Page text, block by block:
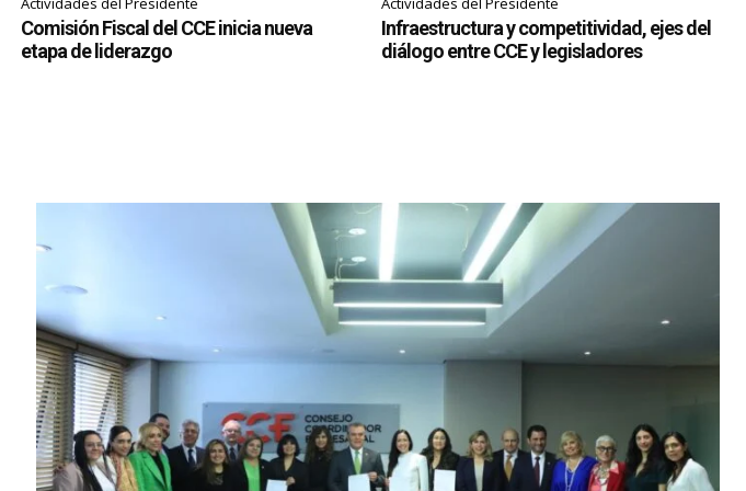
Comisión Fiscal del CCE inicia nueva
etapa de liderazgo
Infraestructura y competitividad, ejes del
diálogo entre CCE y legisladores